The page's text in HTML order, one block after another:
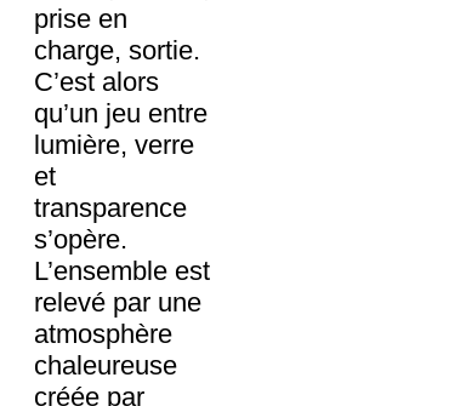
prise en
charge, sortie.
C’est alors
qu’un jeu entre
lumière, verre
et
transparence
s’opère.
L’ensemble est
relevé par une
atmosphère
chaleureuse
créée par